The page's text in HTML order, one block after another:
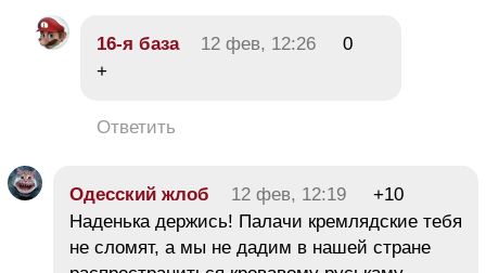
16-я база 12 фев, 12:26
0
+
Ответить
Одесский жлоб 12 фев, 12:19
+10
Наденька держись! Палачи кремлядские тебя
не сломят, а мы не дадим в нашей стране